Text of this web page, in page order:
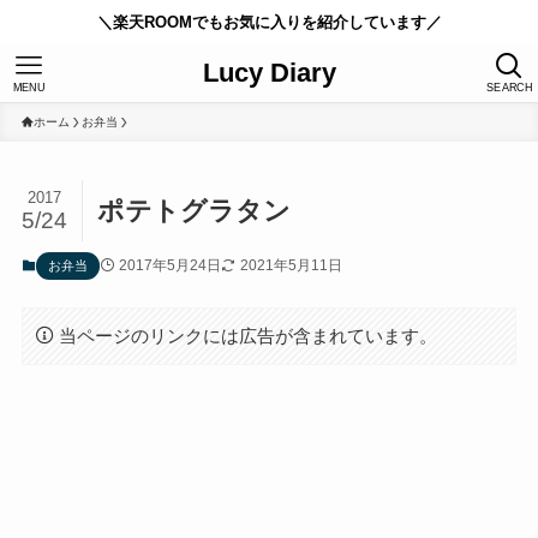
＼楽天ROOMでもお気に入りを紹介しています／
Lucy Diary SEARCH
MENU
ホーム お弁当
ポテトグラタン
2017
5/24
お弁当 2017年5月24日 2021年5月11日
当ページのリンクには広告が含まれています。